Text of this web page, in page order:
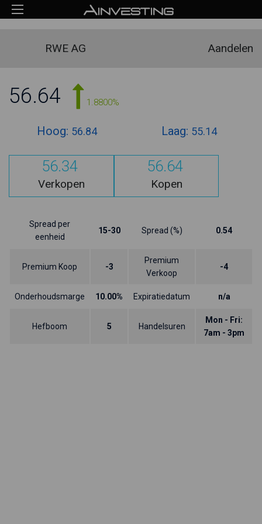
RWE AG Aandelen
56.64 1.8800%
Hoog: 56.84 Laag: 55.14
56.34
Verkopen
56.64
Kopen
Spread per
eenheid
15-30 Spread (%) 0.54
Premium Koop -3
Premium
Verkoop
-4
Onderhoudsmarge 10.00% Expiratiedatum n/a
Hefboom 5 Handelsuren
Mon - Fri:
7am - 3pm